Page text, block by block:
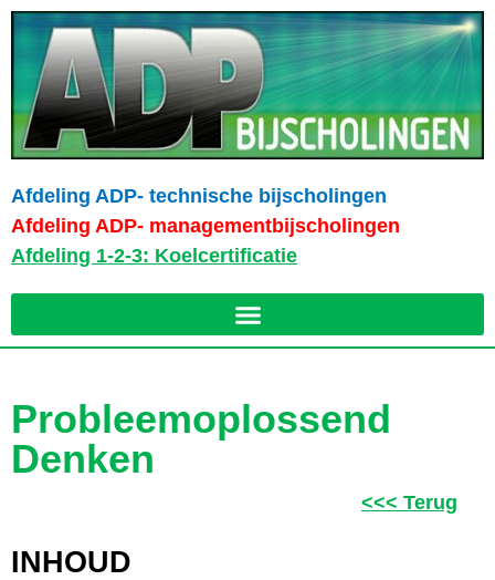
Afdeling ADP- technische bijscholingen
Afdeling ADP- managementbijscholingen
Afdeling 1-2-3: Koelcertificatie
Probleemoplossend
Denken
<<< Terug
INHOUD